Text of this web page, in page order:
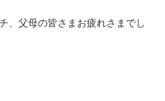
、父母の皆さまお疲れさまでし